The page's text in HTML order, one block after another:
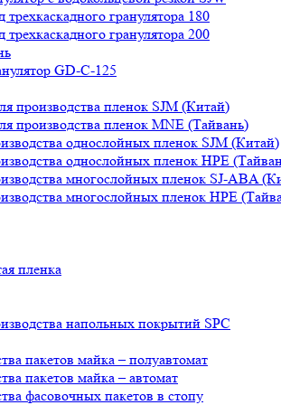
гранулятора 180
гранулятора 200
GD-C-125
производства пленок SJM (Китай)
производства пленок MNE (Тайвань)
однослойных пленок SJM (Китай)
однослойных пленок HPE
многослойных пленок SJ-ABA
многослойных пленок HPE
пленка
напольных покрытий SPC
пакетов майка – полуавтомат
пакетов майка – автомат
фасовочных пакетов в стопу